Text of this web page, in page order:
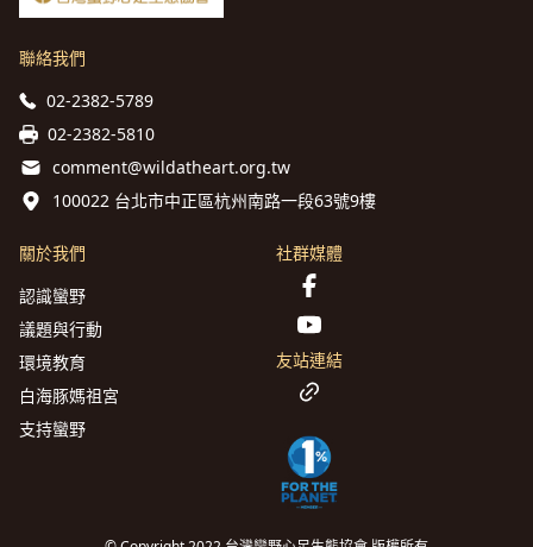
聯絡我們
02-2382-5789
02-2382-5810
comment@wildatheart.org.tw
100022 台北市中正區杭州南路一段63號9樓
關於我們
認識蠻野
議題與行動
環境教育
白海豚媽祖宮
支持蠻野
社群媒體
友站連結